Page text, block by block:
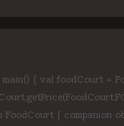
{ val foodCourt =
FoodCourt { companion